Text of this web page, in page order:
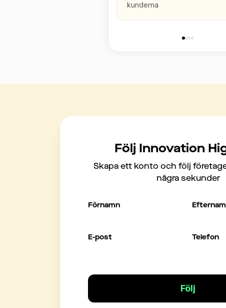
kunderna
Följ Innovation
Skapa ett konto och följ
några sekunder
Förnamn
E-post Telefon
Följ